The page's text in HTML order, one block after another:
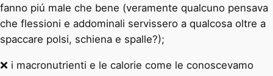
fanno piú male che bene (veramente qualcuno pensava
che flessioni e addominali servissero a qualcosa oltre a
spaccare polsi, schiena e spalle?);
❌ i macronutrienti e le calorie come le conoscevamo